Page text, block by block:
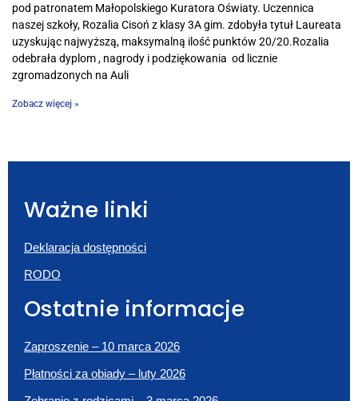
pod patronatem Małopolskiego Kuratora Oświaty. Uczennica
naszej szkoły, Rozalia Cisoń z klasy 3A gim. zdobyła tytuł Laureata
uzyskując najwyższą, maksymalną ilość punktów 20/20.Rozalia
odebrała dyplom , nagrody i podziękowania od licznie
zgromadzonych na Auli
Zobacz więcej »
Ważne linki
Deklaracja dostępności
RODO
Ostatnie informacje
Zaproszenie – 10 marca 2026
Płatności za obiady – luty 2026